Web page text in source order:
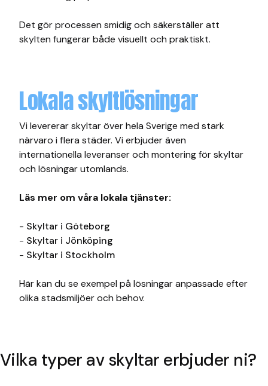
Det gör processen smidig och säkerställer att
skylten fungerar både visuellt och praktiskt.
Lokala skyltlösningar
Vi levererar skyltar över hela Sverige med stark
närvaro i flera städer. Vi erbjuder även
internationella leveranser och montering för skyltar
och lösningar utomlands.
Läs mer om våra lokala tjänster:
- Skyltar i Göteborg
- Skyltar i Jönköping
- Skyltar i Stockholm
Här kan du se exempel på lösningar anpassade efter
olika stadsmiljöer och behov.
Vilka typer av skyltar erbjuder ni?